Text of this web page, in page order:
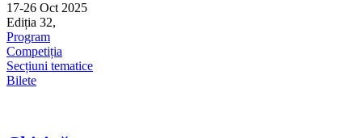
17-26 Oct 2025
Ediția 32,
Program
Competiția
Secțiuni tematice
Bilete